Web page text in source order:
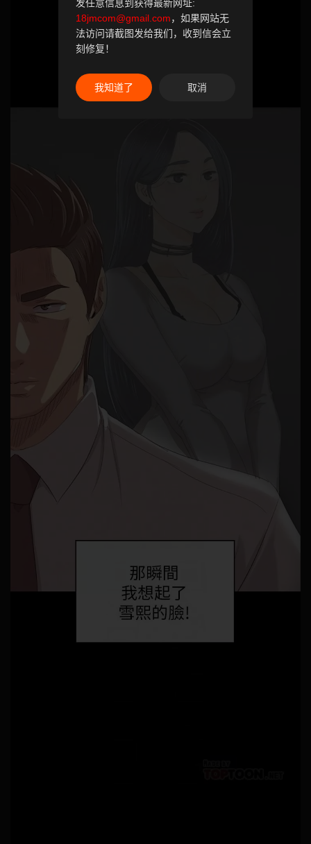
发任意信息到获得最新网址:
18jmcom@gmail.com，如果网站无
法访问请截图发给我们，收到信会立
刻修复！
我知道了 取消